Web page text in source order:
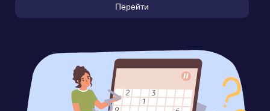
Перейти